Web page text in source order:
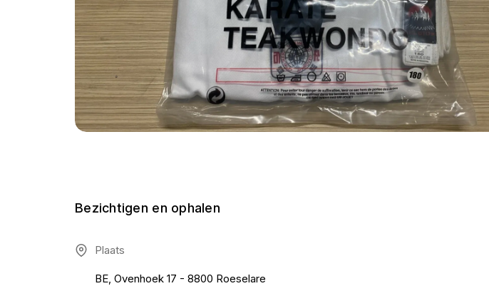
Bezichtigen en ophalen
Plaats
BE, Ovenhoek 17 - 8800 Roeselare